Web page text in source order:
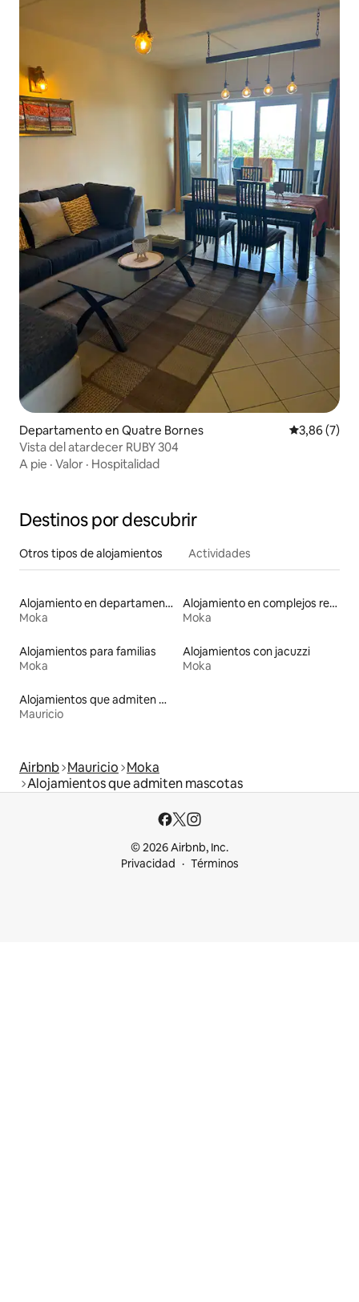
Departamento en Quatre Bornes Calificación
3,86 (7)
Vista del atardecer RUBY 304
A pie · Valor · Hospitalidad
Destinos por descubrir
Otros tipos de alojamientos Actividades
Alojamiento en departamentos
Moka
Alojamiento en complejos residenciales
Moka
Alojamientos para familias
Moka
Alojamientos con jacuzzi
Moka
Alojamientos que admiten mascotas
Mauricio
Airbnb Mauricio Moka
Alojamientos que admiten mascotas
© 2026 Airbnb, Inc.
Privacidad
Términos